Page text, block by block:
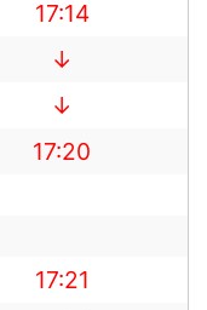
17:14
↓
↓
17:20
17:21